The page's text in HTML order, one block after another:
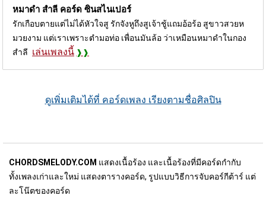
หมาดำ สำลี คอร์ด ซินสไนเปอร์
รักเกือบตายแต่ไม่ได้หัวใจสู รักจังหูถึงสูเจ้าชู้แถมอ้อร้อ สูขาวสวยห
มวยงาม แต่เราเพราะตำมอท่อ เพื่อนมันล้อ ว่าเหมือนหมาดำในกอง
สำลี เล่นเพลงนี้
ดูเพิ่มเติมได้ที่ คอร์ดเพลง เรียงตามชื่อศิลปิน
CHORDSMELODY.COM แสดงเนื้อร้อง และเนื้อร้องที่มีคอร์ดกำกับ
ทั้งเพลงเก่าและใหม่ แสดงตารางคอร์ด, รูปแบบวิธีการจับคอร์กีต้าร์ แต่
ละโน๊ตของคอร์ด